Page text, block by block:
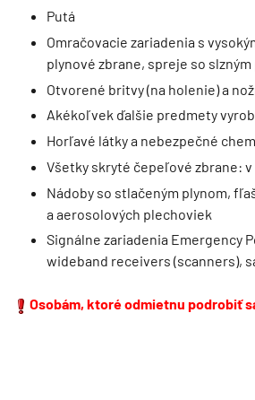
Putá
Omračovacie zariadenia s
plynové zbrane, spreje so
Otvorené britvy (na holenie) a
Akékoľvek ďalšie predmety
Horľavé látky a nebezpečné
Všetky skryté čepeľové zbrane:
Nádoby so stlačeným plynom,
a aerosolových plechoviek
Signálne zariadenia Emergency
wideband receivers (scanners),
Osobám, ktoré odmietnu podrobiť